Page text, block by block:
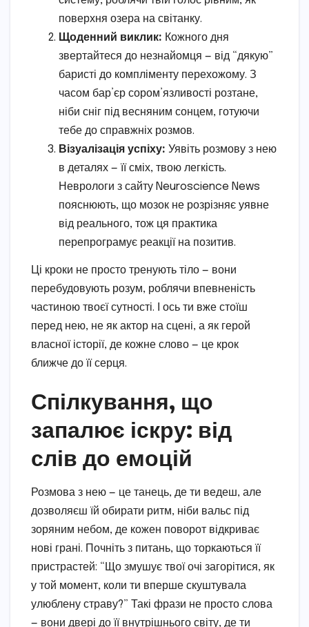
поверхня озера на світанку.
Щоденний виклик: Кожного дня
звертайтеся до незнайомця — від “дякую”
баристі до компліменту перехожому. З
часом бар’єр сором’язливості розтане,
ніби сніг під весняним сонцем, готуючи
тебе до справжніх розмов.
Візуалізація успіху: Уявіть розмову з нею
в деталях — її сміх, твою легкість.
Неврологи з сайту Neuroscience News
пояснюють, що мозок не розрізняє уявне
від реального, тож ця практика
перепрограмує реакції на позитив.
Ці кроки не просто тренують тіло — вони
перебудовують розум, роблячи впевненість
частиною твоєї сутності. І ось ти вже стоїш
перед нею, не як актор на сцені, а як герой
власної історії, де кожне слово — це крок
ближче до її серця.
Спілкування, що
запалює іскру: від
слів до емоцій
Розмова з нею — це танець, де ти ведеш, але
дозволяєш їй обирати ритм, ніби вальс під
зоряним небом, де кожен поворот відкриває
нові грані. Почніть з питань, що торкаються її
пристрастей: “Що змушує твої очі загорітися, як
у той момент, коли ти вперше скуштувала
улюблену страву?” Такі фрази не просто слова
— вони двері до її внутрішнього світу, де ти